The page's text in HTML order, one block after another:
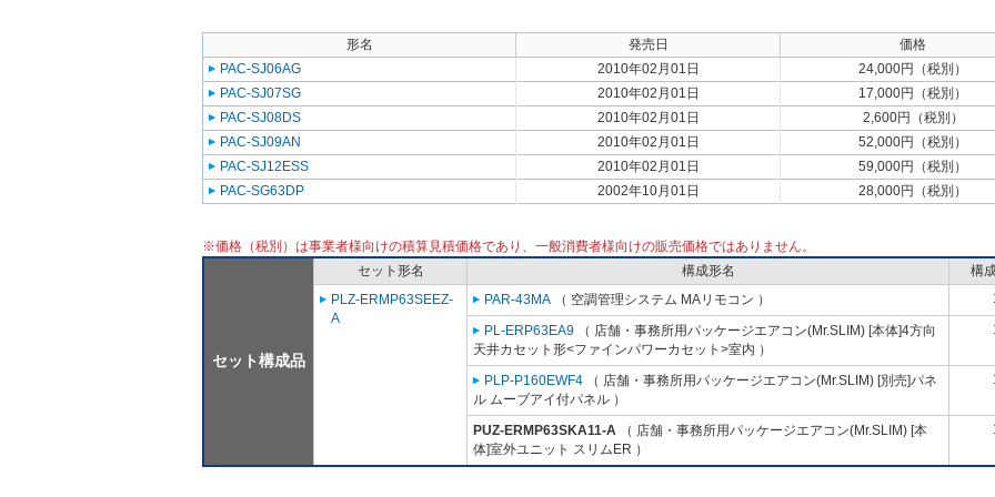
形名 発売日
価格
PAC-SJ06AG
2010年02月01日
24,000円（税別）
PAC-SJ07SG
2010年02月01日
17,000円（税別）
PAC-SJ08DS
2010年02月01日
2,600円（税別）
PAC-SJ09AN
2010年02月01日
52,000円（税別）
PAC-SJ12ESS
2010年02月01日
59,000円（税別）
PAC-SG63DP
2002年10月01日 28,000円（税別）
※価格（税別）は事業者様向けの積算見積価格であり、一般消費者様向けの販売価格ではありません。
セット構成品
セット形名 構成形名
構
PLZ-ERMP63SEEZ-
A
PAR-43MA （ 空調管理システム MAリモコン ）
PL-ERP63EA9 （ 店舗・事務所用パッケージエアコン(Mr.SLIM) [本体]4方向
天井カセット形<ファインパワーカセット>室内 ）
PLP-P160EWF4 （ 店舗・事務所用パッケージエアコン(Mr.SLIM) [別売]パネ
ル ムーブアイ付パネル ）
PUZ-ERMP63SKA11-A （ 店舗・事務所用パッケージエアコン(Mr.SLIM) [本
体]室外ユニット スリムER ）